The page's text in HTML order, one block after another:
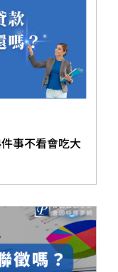
事不看會吃大